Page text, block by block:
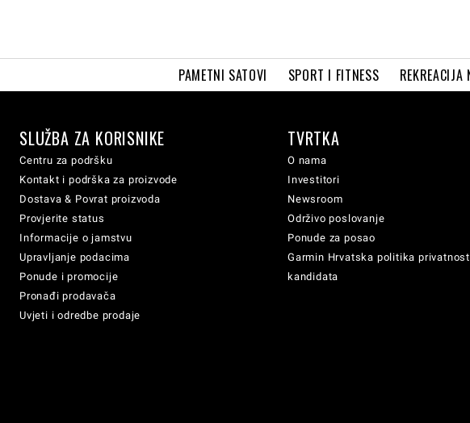
PAMETNI SATOVI SPORT I FITNESS REKREACIJA
SLUŽBA ZA KORISNIKE
Centru za podršku
Kontakt i podrška za proizvode
Dostava & Povrat proizvoda
Provjerite status
Informacije o jamstvu
Upravljanje podacima
Ponude i promocije
Pronađi prodavača
Uvjeti i odredbe prodaje
TVRTKA
O nama
Investitori
Newsroom
Održivo poslovanje
Ponude za posao
Garmin Hrvatska politika
kandidata